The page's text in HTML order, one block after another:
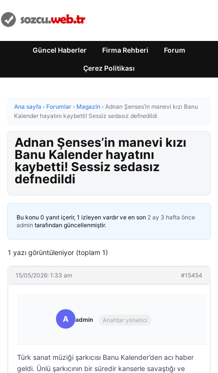
Güncel Haberler Firma Rehberi Forum
Çerez Politikası
Ana sayfa › Forumlar › Magazin › Adnan Şenses’in manevi kızı Banu
Kalender hayatını kaybetti! Sessiz sedasız defnedildi
Adnan Şenses’in manevi kızı
Banu Kalender hayatını
kaybetti! Sessiz sedasız
defnedildi
Bu konu 0 yanıt içerir, 1 izleyen vardır ve en son 2 ay 3 hafta önce
admin tarafından güncellenmiştir.
1 yazı görüntüleniyor (toplam 1)
15/05/2026: 1:33 am #15454
A admin Anahtar yönetici
Türk sanat müziği şarkıcısı Banu Kalender’den acı haber
geldi. Ünlü şarkıcının bir süredir kanserle savaştığı ve